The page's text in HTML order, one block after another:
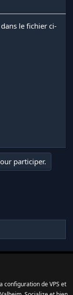
le fichier ci-
participer.
configuration de VPS et